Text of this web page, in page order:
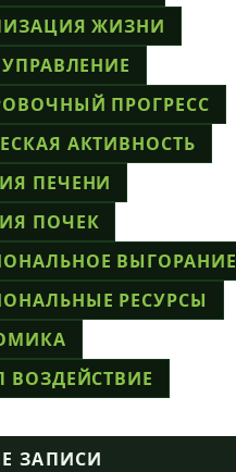
ЖИЗНИ
УПРАВЛЕНИЕ
ПРОГРЕСС
АКТИВНОСТЬ
ПЕЧЕНИ
ПОЧЕК
ВЫГОРАНИЕ
РЕСУРСЫ
ВОЗДЕЙСТВИЕ
ЗАПИСИ